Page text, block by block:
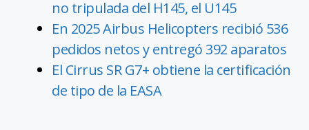
no tripulada del H145, el U145
En 2025 Airbus Helicopters recibió 536
pedidos netos y entregó 392 aparatos
El Cirrus SR G7+ obtiene la certificación
de tipo de la EASA